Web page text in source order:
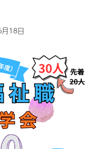
18日